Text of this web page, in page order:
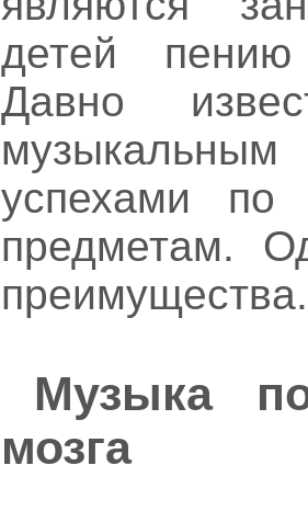
детей
Давно
успехами
предметам.
преимущества.
Музыка
мозга